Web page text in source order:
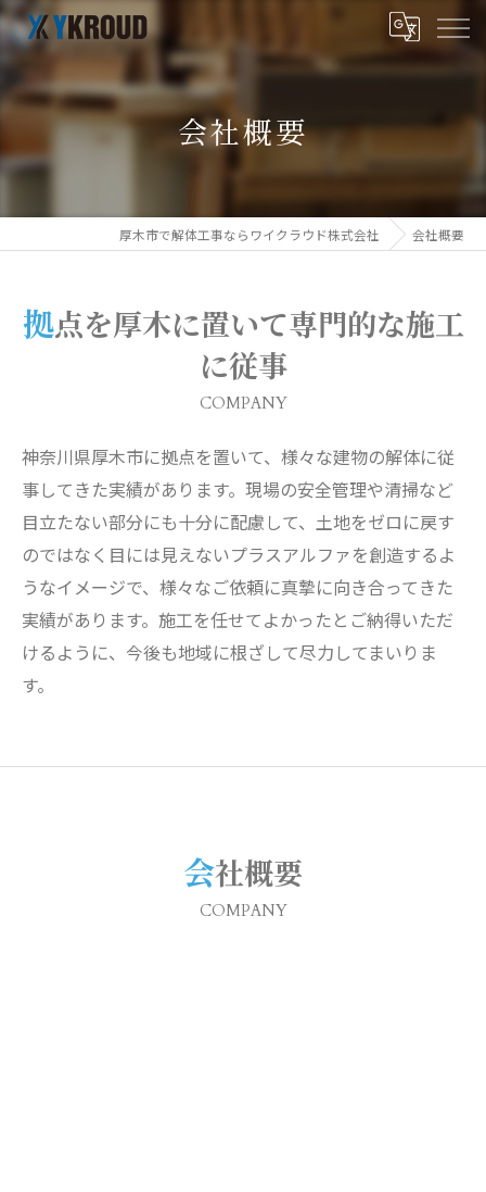
会社概要
厚木市で解体工事ならワイクラウド株式会社 会社概要
拠点を厚木に置いて専門的な施工
に従事
COMPANY
神奈川県厚木市に拠点を置いて、様々な建物の解体に従
事してきた実績があります。現場の安全管理や清掃など
目立たない部分にも十分に配慮して、土地をゼロに戻す
のではなく目には見えないプラスアルファを創造するよ
うなイメージで、様々なご依頼に真摯に向き合ってきた
実績があります。施工を任せてよかったとご納得いただ
けるように、今後も地域に根ざして尽力してまいりま
す。
会社概要
COMPANY